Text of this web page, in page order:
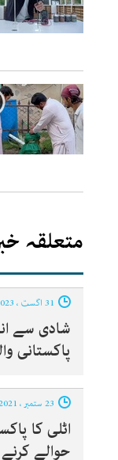
متعلقہ
شادی سے
پاکستانی
اٹلی کا
حوالے